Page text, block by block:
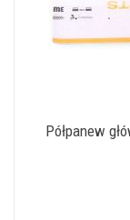
Półpanew